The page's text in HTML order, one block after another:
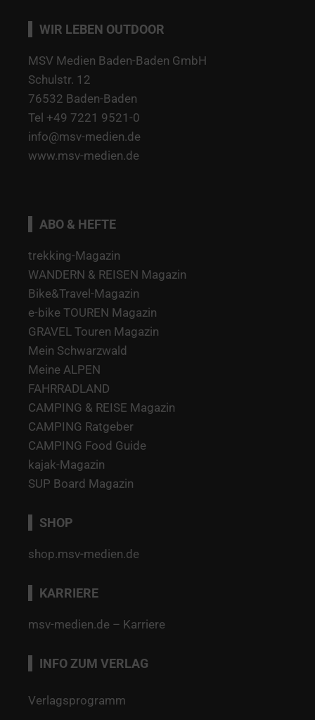
WIR LEBEN OUTDOOR
MSV Medien Baden-Baden GmbH
Schulstr. 12
76532 Baden-Baden
Tel +49 7221 9521-0
info@msv-medien.de
www.msv-medien.de
ABO & HEFTE
trekking-Magazin
WANDERN & REISEN Magazin
Bike&Travel-Magazin
e-bike TOUREN Magazin
GRAVEL Touren Magazin
Mein Schwarzwald
Meine ALPEN
FAHRRADLAND
CAMPING & REISE Magazin
CAMPING Ratgeber
CAMPING Food Guide
kajak-Magazin
SUP Board Magazin
SHOP
shop.msv-medien.de
KARRIERE
msv-medien.de – Karriere
INFO ZUM VERLAG
Verlagsprogramm